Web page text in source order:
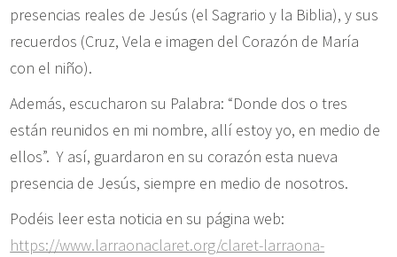
presencias reales de Jesús (el Sagrario y la Biblia), y sus
recuerdos (Cruz, Vela e imagen del Corazón de María
con el niño).
Además, escucharon su Palabra: “Donde dos o tres
están reunidos en mi nombre, allí estoy yo, en medio de
ellos”. Y así, guardaron en su corazón esta nueva
presencia de Jesús, siempre en medio de nosotros.
Podéis leer esta noticia en su página web:
https://www.larraonaclaret.org/claret-larraona-